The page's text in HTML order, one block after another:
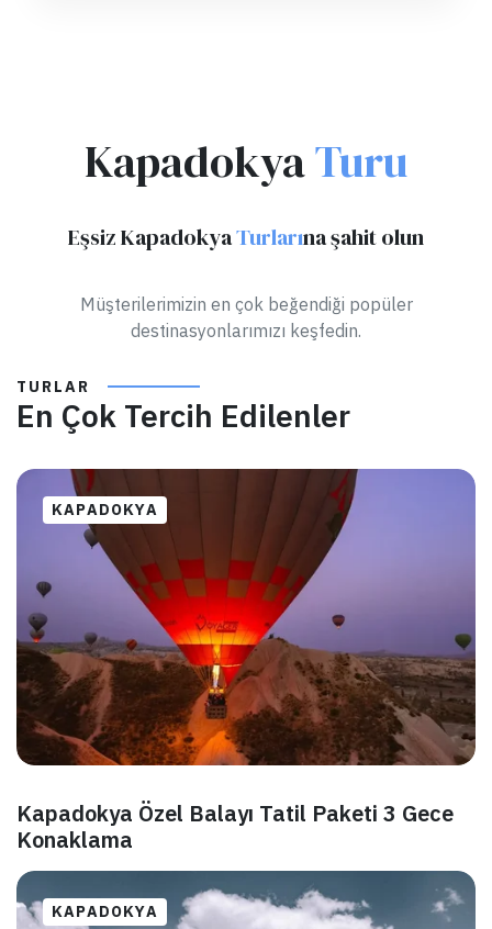
KapadokyaTuru
Eşsiz KapadokyaTurlarına şahit olun
Müşterilerimizin en çok beğendiği popüler
destinasyonlarımızı keşfedin.
TURLAR
En Çok Tercih Edilenler
KAPADOKYA
Kapadokya Özel Balayı Tatil Paketi 3 Gece
Konaklama
KAPADOKYA